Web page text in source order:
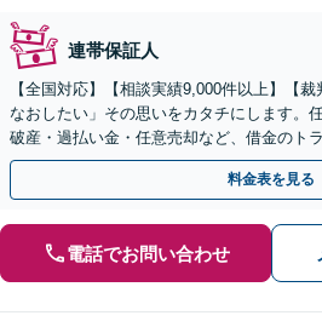
連帯保証人
【全国対応】【相談実績9,000件以上】【
なおしたい」その思いをカタチにします。
破産・過払い金・任意売却など、借金のト
【初回相談無料】【全国対応可能】
料金表を見る
電話でお問い合わせ